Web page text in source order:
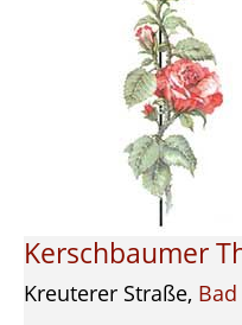
Kerschbaumer
Kreuterer Straße,